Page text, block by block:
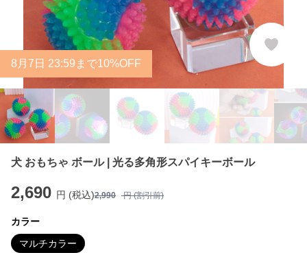
8 月 7 日 23:59まで10%OFF
犬 おもちゃ ボール | 光る多角形スパイキーボール
2,690 円 (税込)2,990 円 (割引前)
カラー
マルチカラー